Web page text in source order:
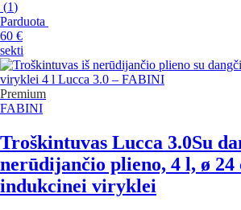
(1)
Parduota
60 €
sekti
Premium
FABINI
Troškintuvas Lucca 3.0Su
nerūdijančio plieno, 4 l, ø 24
indukcinei viryklei